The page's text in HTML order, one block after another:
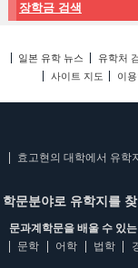
장학금 검색
일본 유학 뉴스 유학처
사이트 지도
이
효고현의 대학에서 유학
학문분야로 유학지를 찾
문과계학문을 배울 수 있는
문학
어학 법학